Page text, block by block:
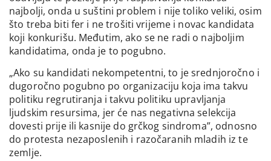
najbolji, onda u suštini problem i nije toliko veliki, osim
što treba biti fer i ne trošiti vrijeme i novac kandidata
koji konkurišu. Međutim, ako se ne radi o najboljim
kandidatima, onda je to pogubno.
„Ako su kandidati nekompetentni, to je srednjoročno i
dugoročno pogubno po organizaciju koja ima takvu
politiku regrutiranja i takvu politiku upravljanja
ljudskim resursima, jer će nas negativna selekcija
dovesti prije ili kasnije do grčkog sindroma”, odnosno
do protesta nezaposlenih i razočaranih mladih iz te
zemlje.